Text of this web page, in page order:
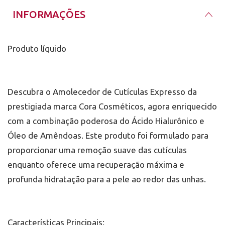
cuidado e nutrição. Aproveite os benefícios
regenerativos e hidratantes destes ingredientes
INFORMAÇÕES
Produto líquido
Descubra o Amolecedor de Cutículas Expresso da
prestigiada marca Cora Cosméticos, agora enriquecido
com a combinação poderosa do Ácido Hialurônico e
Óleo de Amêndoas. Este produto foi formulado para
proporcionar uma remoção suave das cutículas
enquanto oferece uma recuperação máxima e
profunda hidratação para a pele ao redor das unhas.
Características Principais: